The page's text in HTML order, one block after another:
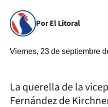
Por El Litoral
Viernes, 23 de septiembre
La querella de la
Fernández de